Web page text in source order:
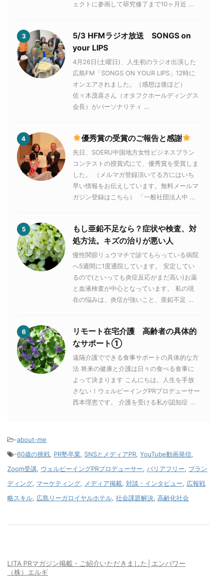
ェクトに参画して研究修了まで10ヶ月近 ...
3
5/3 HFMラジオ放送 SONGS on
your LIPS
4月26日(土曜日)、人生初のラジオ出演した
広島FM「SONGS ON YOUR LIPS」12時に
オンエアされました。（感想は後ほど）
佐々木茂喜さん（オタフクホールディングス
会長）がパーソナリティ ...
4 優秀賞の受賞のご報告と感謝
先日、SOERU中国地方女性ビジネスプラン
コンテストの授賞式にて、優秀賞を受賞しま
した。 （メルマガ登録頂いてる方にはいち
早い情報をお伝えしています。無料メールマ
ガジン登録はこちら） 「一般社団法人中 ...
5
もし亜鉛不足なら？症状や検査、対
処方法。キズの治りが悪い人
慢性関節リュウマチで診てもらっている病院
へ5週間に1度通院しています。 安定してい
るので(といっても炎症反応がまだ高い)お薬
と血液検査が中心となっています。 私の現
在の悩みは、炎症が強いこと、亜鉛不足 ...
6
リモート在宅介護 高齢者の具体的
なサポート①
遠隔介護でできる食事サポートの具体的な方
法 将来の健康と介護は日々の食べる食事に
よって決まります こんにちは。人生を手放
さない！ウェルビーイングPRプロデューサー
西本理恵です。 介護を受ける私が認知症 ...
-about-me
-60歳の挑戦, PR塾卒業, SNSとメディアPR, YouTube動画発信,
Zoom受講, ウェルビーイングPRプロデューサー, バリアフリー, ブラン
ディング, マーケティング, メディア掲載, 対談・インタビュー, 広報戦
略スキル, 広島リーガロイヤルホテル, 社会課題解決, 高齢化社会
LITA PRマガジン掲載・ご紹介いただきました│エンパワー
（株）エルギ